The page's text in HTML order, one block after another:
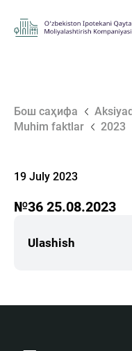
Бош саҳифа
Muhim faktlar
2023
19 July 2023
№36 25.08.2023
Ulashish